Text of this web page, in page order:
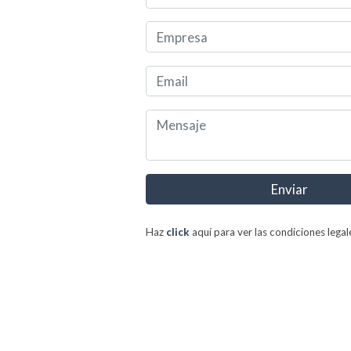
Enviar
Haz clickaquí para ver las condiciones